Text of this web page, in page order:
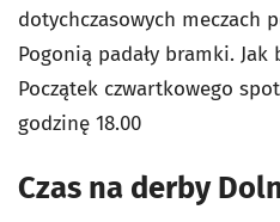
dotychczasowych meczach
Pogonią padały bramki. Jak
Początek czwartkowego
godzinę 18.00
Czas na derby